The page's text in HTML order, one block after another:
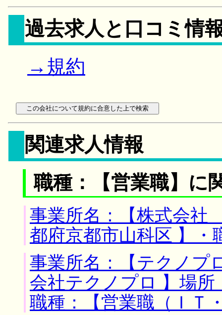
過去求人と口コミ情
→規約
関連求人情報
職種：【営業職】に
事業所名：【株式会社
都府京都市山科区 】・
事業所名：【テクノ
会社テクノプロ 】場所
職種：【営業職（ＩＴ